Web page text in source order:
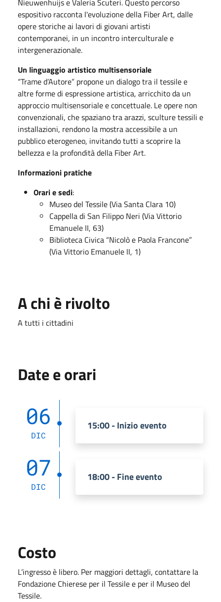
espositivo racconta l'evoluzione della Fiber Art, dalle
opere storiche ai lavori di giovani artisti
contemporanei, in un incontro interculturale e
intergenerazionale.
Un linguaggio artistico multisensoriale
“Trame d’Autore” propone un dialogo tra il tessile e
altre forme di espressione artistica, arricchito da un
approccio multisensoriale e concettuale. Le opere non
convenzionali, che spaziano tra arazzi, sculture tessili e
installazioni, rendono la mostra accessibile a un
pubblico eterogeneo, invitando tutti a scoprire la
bellezza e la profondità della Fiber Art.
Informazioni pratiche
Orari e sedi:
Museo del Tessile (Via Santa Clara 10)
Cappella di San Filippo Neri (Via Vittorio
Emanuele II, 63)
Biblioteca Civica “Nicolò e Paola Francone”
(Via Vittorio Emanuele II, 1)
A chi è rivolto
A tutti i cittadini
Date e orari
06
DIC
15:00 - Inizio evento
07
DIC
18:00 - Fine evento
Costo
L’ingresso è libero. Per maggiori dettagli, contattare la
Fondazione Chierese per il Tessile e per il Museo del
Tessile.